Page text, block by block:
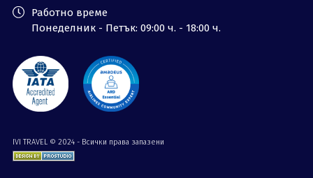
Работно време
Понеделник - Петък: 09:00 ч. - 18:00 ч.
IVI TRAVEL © 2024 - Всички права запазени